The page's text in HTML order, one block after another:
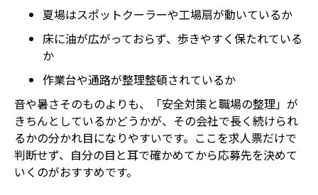
夏場はスポットクーラーや工場扇が動いているか
床に油が広がっておらず、歩きやすく保たれている
か
作業台や通路が整理整頓されているか
音や暑さそのものよりも、「安全対策と職場の整理」が
きちんとしているかどうかが、その会社で長く続けられ
るかの分かれ目になりやすいです。ここを求人票だけで
判断せず、自分の目と耳で確かめてから応募先を決めて
いくのがおすすめです。